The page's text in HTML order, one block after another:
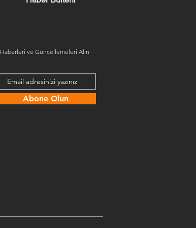
Haberleri ve Güncellemeleri Alın
Abone Olun